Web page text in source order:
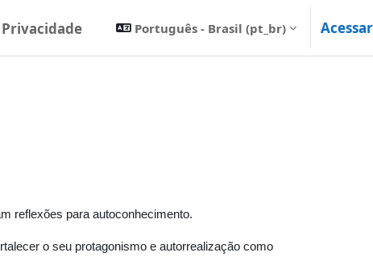
Português - Brasil ‎(pt_br)‎ Acessar
reflexões para autoconhecimento.
o seu protagonismo e autorrealização como